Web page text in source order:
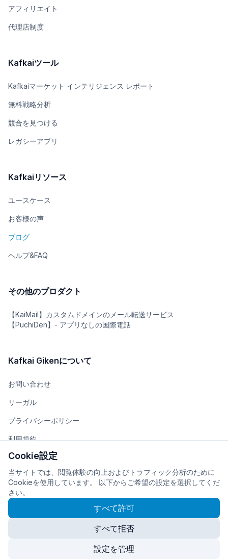
アフィリエイト
代理店制度
Kafkaiツール
Kafkaiマーケット インテリジェンス レポート
無料戦略分析
競合を見つける
レガシーアプリ
Kafkaiリソース
ユースケース
お客様の声
ブログ
ヘルプ&FAQ
その他のプロダクト
【KaiMail】カスタムドメインのメール転送サービス
【PuchiDen】- アプリなしの国際電話
Kafkai Gikenについて
お問い合わせ
リーガル
プライバシーポリシー
利用規約
チーム
会社概要
株式会社Kafkai Gikenに開発・運営されています
Cookie設定
Cookie設定
当サイトでは、閲覧体験の向上およびトラフィック分析のために
Cookieを使用しています。 以下からご希望の設定を選択してくだ
さい。
すべて許可
すべて拒否
設定を管理